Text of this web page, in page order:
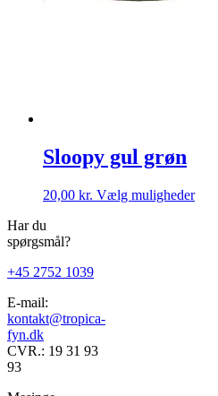
Sloopy gul grøn
20,00 kr. Vælg mulighederDette
Har du
spørgsmål?
+45 2752 1039
E-mail:
kontakt@tropica-
fyn.dk
CVR.: 19 31 93
93